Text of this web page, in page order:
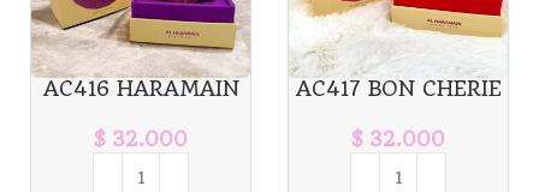
AC416 HARAMAIN
VIOLETA 100ML
X1U. *12
$ 32.000
AC417 BON CHERIE
HARAMAIN 100ML
X1U. *12
$ 32.000